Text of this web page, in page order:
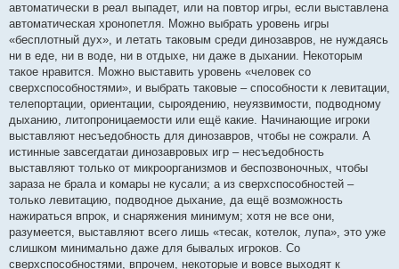
автоматически в реал выпадет, или на повтор игры, если выставлена
автоматическая хронопетля. Можно выбрать уровень игры
«бесплотный дух», и летать таковым среди динозавров, не нуждаясь
ни в еде, ни в воде, ни в отдыхе, ни даже в дыхании. Некоторым
такое нравится. Можно выставить уровень «человек со
сверхспособностями», и выбрать таковые – способности к левитации,
телепортации, ориентации, сыроядению, неуязвимости, подводному
дыханию, литопроницаемости или ещё какие. Начинающие игроки
выставляют несъедобность для динозавров, чтобы не сожрали. А
истинные завсегдатаи динозавровых игр – несъедобность
выставляют только от микроорганизмов и беспозвоночных, чтобы
зараза не брала и комары не кусали; а из сверхспособностей –
только левитацию, подводное дыхание, да ещё возможность
нажираться впрок, и снаряжения минимум; хотя не все они,
разумеется, выставляют всего лишь «тесак, котелок, лупа», это уже
слишком минимально даже для бывалых игроков. Со
сверхспособностями, впрочем, некоторые и вовсе выходят к